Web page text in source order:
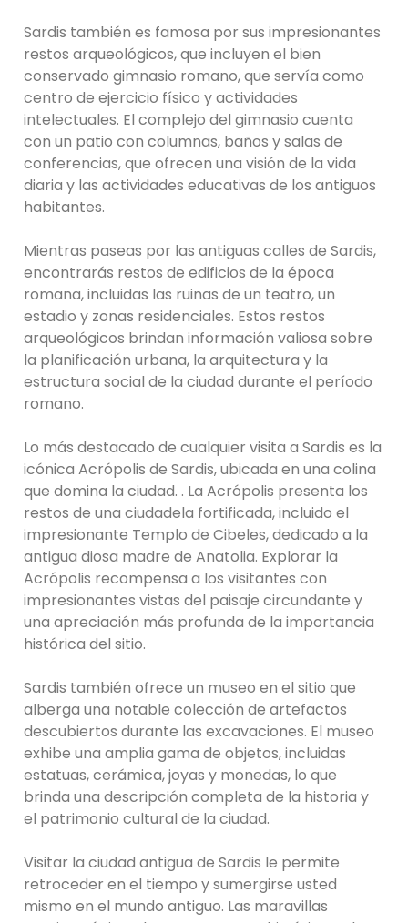
Sardis también es famosa por sus impresionantes
restos arqueológicos, que incluyen el bien
conservado gimnasio romano, que servía como
centro de ejercicio físico y actividades
intelectuales. El complejo del gimnasio cuenta
con un patio con columnas, baños y salas de
conferencias, que ofrecen una visión de la vida
diaria y las actividades educativas de los antiguos
habitantes.
Mientras paseas por las antiguas calles de Sardis,
encontrarás restos de edificios de la época
romana, incluidas las ruinas de un teatro, un
estadio y zonas residenciales. Estos restos
arqueológicos brindan información valiosa sobre
la planificación urbana, la arquitectura y la
estructura social de la ciudad durante el período
romano.
Lo más destacado de cualquier visita a Sardis es la
icónica Acrópolis de Sardis, ubicada en una colina
que domina la ciudad. . La Acrópolis presenta los
restos de una ciudadela fortificada, incluido el
impresionante Templo de Cibeles, dedicado a la
antigua diosa madre de Anatolia. Explorar la
Acrópolis recompensa a los visitantes con
impresionantes vistas del paisaje circundante y
una apreciación más profunda de la importancia
histórica del sitio.
Sardis también ofrece un museo en el sitio que
alberga una notable colección de artefactos
descubiertos durante las excavaciones. El museo
exhibe una amplia gama de objetos, incluidas
estatuas, cerámica, joyas y monedas, lo que
brinda una descripción completa de la historia y
el patrimonio cultural de la ciudad.
Visitar la ciudad antigua de Sardis le permite
retroceder en el tiempo y sumergirse usted
mismo en el mundo antiguo. Las maravillas